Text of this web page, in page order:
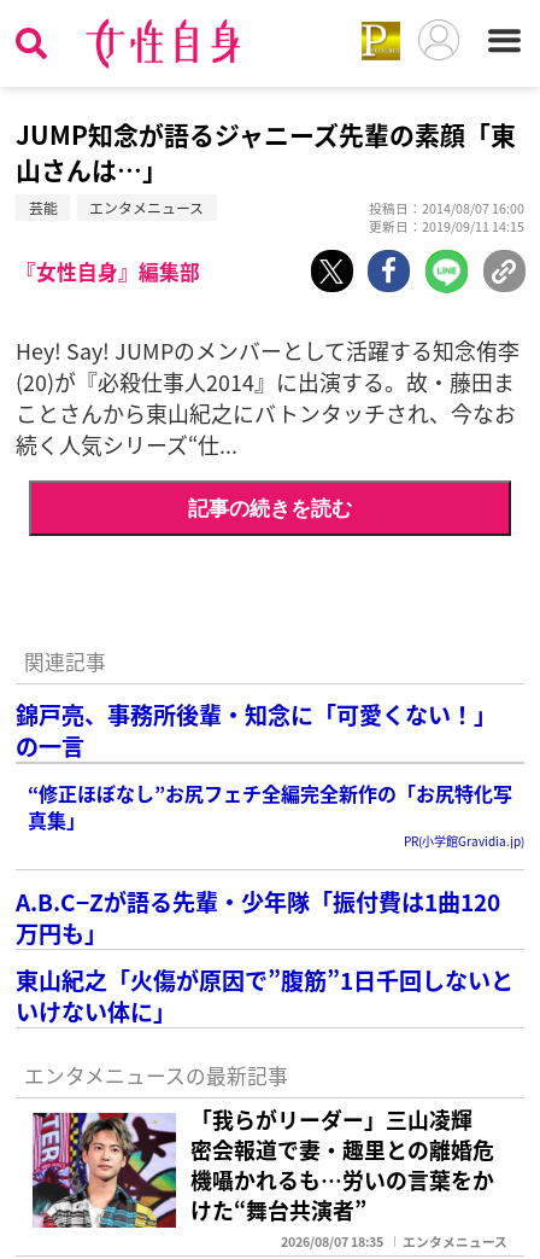
JUMP知念が語るジャニーズ先輩の素顔「東
山さんは…」
芸能 エンタメニュース
投稿日：2014/08/07 16:00
更新日：2019/09/11 14:15
『女性自身』編集部
Hey! Say! JUMPのメンバーとして活躍する知念侑李
(20)が『必殺仕事人2014』に出演する。故・藤田ま
ことさんから東山紀之にバトンタッチされ、今なお
続く人気シリーズ“仕...
記事の続きを読む
関連記事
錦戸亮、事務所後輩・知念に「可愛くない！」
の一言
“修正ほぼなし”お尻フェチ全編完全新作の「お尻特化写
真集」
PR(小学館Gravidia.jp)
A.B.C−Zが語る先輩・少年隊「振付費は1曲120
万円も」
東山紀之「火傷が原因で”腹筋”1日千回しないと
いけない体に」
エンタメニュースの最新記事
「我らがリーダー」三山凌輝
密会報道で妻・趣里との離婚危
機囁かれるも…労いの言葉をか
けた“舞台共演者”
2026/08/07 18:35 エンタメニュース